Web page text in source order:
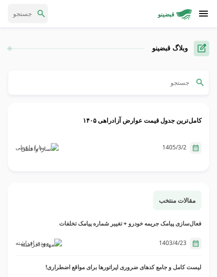
قبضینو
وبلاگ قبضینو
کامل‌ترین جدول قیمت عوارض آزادراهی ۱۴۰۵
سارا واعظی
مقالات منتخب
فعال‌سازی پیامک جریمه خودرو + تغییر شماره پیامک تخلفات
مهدی افراشته
لیست کامل و جامع کدهای ضروری اپراتورها برای مواقع اضطراری!